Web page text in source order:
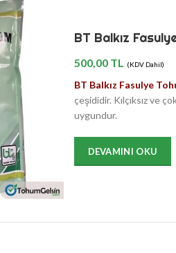
BT Balkız
500,00TL (KDV Dahil)
BT Balkız Fasulye
çeşididir. Kılçıksız ve
uygundur.
DEVAMINI OKU